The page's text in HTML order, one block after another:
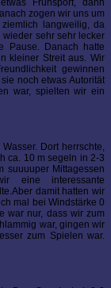
Frühsport, dann
zogen wir uns um
langweilig, da
wieder sehr sehr lecker
Pause. Danach hatte
kleiner Streit aus. Wir
gewinnen
noch etwas Autorität
war, spielten wir ein
Dort herrschte,
ca. 10 m segeln in 2-3
suuuuper Mittagessen
eine interessante
damit hatten wir
mal bei Windstärke 0
war nur, dass wir zum
war, gingen wir
zum Spielen war.